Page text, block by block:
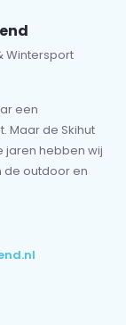
Wintersport
een
Maar de Skihut
jaren hebben wij
de outdoor en